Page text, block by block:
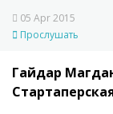
05 Apr 2015
Прослушать
Гайдар